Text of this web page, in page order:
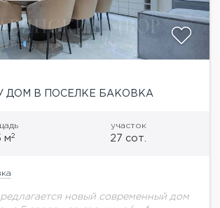
ДОМ В ПОСЕЛКЕ БАКОВКА
м2
участок
27 сот.
новый современный дом